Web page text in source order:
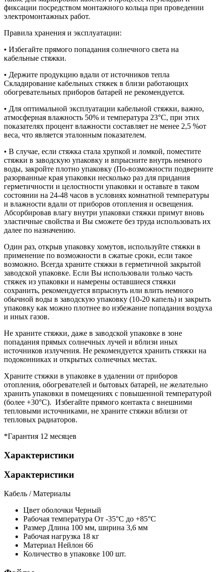
фиксации посредством монтажного кольца при проведении
электромонтажных работ.
Правила хранения и эксплуатации:
• Избегайте прямого попадания солнечного света на
кабельные стяжки.
• Держите продукцию вдали от источников тепла
Складирование кабельных стяжек в близи работающих
обогревательных приборов батарей не рекомендуется.
• Для оптимальной эксплуатации кабельной стяжки, важно,
атмосферная влажность 50% и температура 23°С, при этих
показателях процент влажности составляет не менее 2,5 %от
веса, что является эталонным показателем.
• В случае, если стяжка стала хрупкой и ломкой, поместите
стяжки в заводскую упаковку и впрысните внутрь немного
воды, закройте плотно упаковку (По-возможности подверните
разорванные края упаковки несколько раз для придания
герметичности и целостности упаковки и оставьте в таком
состоянии на 24-48 часов в условиях комнатной температуры
и влажности вдали от приборов отопления и освещения.
Абсорбировав влагу внутри упаковки стяжки примут вновь
эластичные свойства и Вы сможете без труда использовать их
далее по назначению.
Один раз, открыв упаковку хомутов, используйте стяжки в
применение по возможности в сжатые сроки, если такое
возможно. Всегда храните стяжки в герметичной закрытой
заводской упаковке. Если Вы использовали только часть
стяжек из упаковки и намерены оставшиеся стяжки
сохранить, рекомендуется впрыснуть или влить немного
обычной воды в заводскую упаковку (10-20 капель) и закрыть
упаковку как можно плотнее во избежание попадания воздуха
и иных газов.
Не храните стяжки, даже в заводской упаковке в зоне
попадания прямых солнечных лучей и вблизи иных
источников излучения. Не рекомендуется хранить стяжки на
подоконниках и открытых солнечных местах.
Храните стяжки в упаковке в удалении от приборов
отопления, обогревателей и бытовых батарей, не желательно
хранить упаковки в помещениях с повышенной температурой
(более +30°С). Избегайте прямого контакта с внешними
тепловыми источниками, не храните стяжки вблизи от
тепловых радиаторов.
*Гарантия 12 месяцев
Характеристики
Характеристики
Кабель / Материалы
Цвет оболочки Черный
Рабочая температура От -35°С до +85°С
Размер Длина 100 мм, ширина 3,6 мм
Рабочая нагрузка 18 кг
Материал Нейлон 66
Количество в упаковке 100 шт.